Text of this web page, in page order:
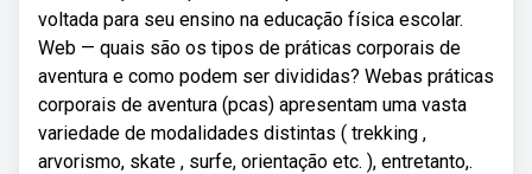
voltada para seu ensino na educação física escolar.
Web — quais são os tipos de práticas corporais de
aventura e como podem ser divididas? Webas práticas
corporais de aventura (pcas) apresentam uma vasta
variedade de modalidades distintas ( trekking ,
arvorismo, skate , surfe, orientação etc. ), entretanto,.